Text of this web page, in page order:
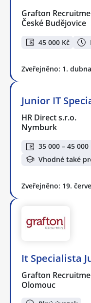
Grafton
České Budějovice
45 000 Kč
Zveřejněno: 1. dubna
Junior IT
HR Direct s.r.o.
Nymburk
35 000 – 45 000
Vhodné také
Zveřejněno: 19.
It Specialista
Grafton
Olomouc